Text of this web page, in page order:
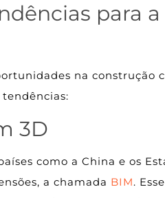
para
na construção
3D
como a China e os
a chamada BIM.